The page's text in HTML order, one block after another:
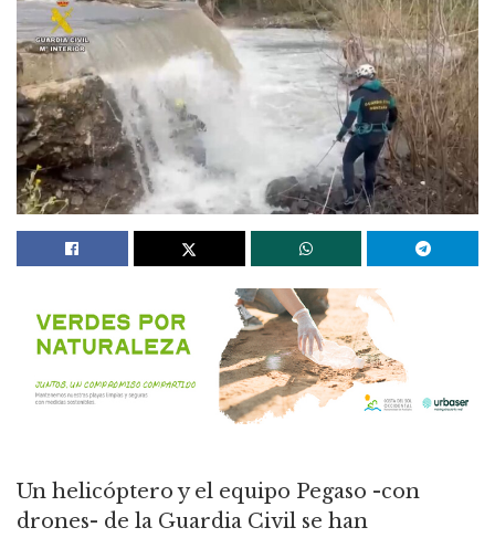
Un helicóptero y el equipo Pegaso -con
drones- de la Guardia Civil se han